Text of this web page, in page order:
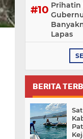
Prihatin
Lapas
BERITA